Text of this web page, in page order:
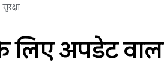
सुरक्षा
लिए अपडेट